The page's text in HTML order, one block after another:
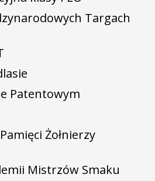
Targach
Patentowym
Żołnierzy
Mistrzów Smaku